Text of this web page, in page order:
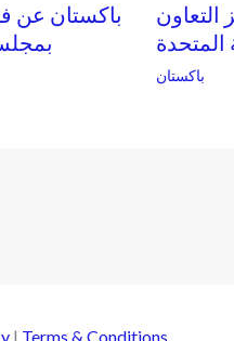
باكستان عن
المتحدة
باكستان
| Terms & Conditions